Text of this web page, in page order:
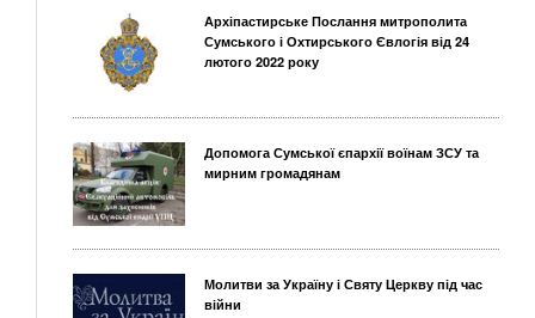
Архіпастирське Послання митрополита
Сумського і Охтирського Євлогія від 24
лютого 2022 року
Допомога Сумської єпархії воїнам ЗСУ та
мирним громадянам
Молитви за Україну і Святу Церкву під час
війни